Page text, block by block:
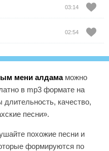
03:14
02:54
мени алдамаможно
в mp3 формате на
качество,
песни».
похожие песни и
формируются по